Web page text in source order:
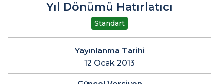
Yıl Dönümü Hatırlatıcı
Standart
Yayınlanma Tarihi
12 Ocak 2013